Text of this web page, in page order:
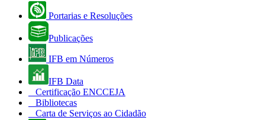
Portarias e Resoluções
Publicações
IFB em Números
IFB Data
Certificação ENCCEJA
Bibliotecas
Carta de Serviços ao Cidadão